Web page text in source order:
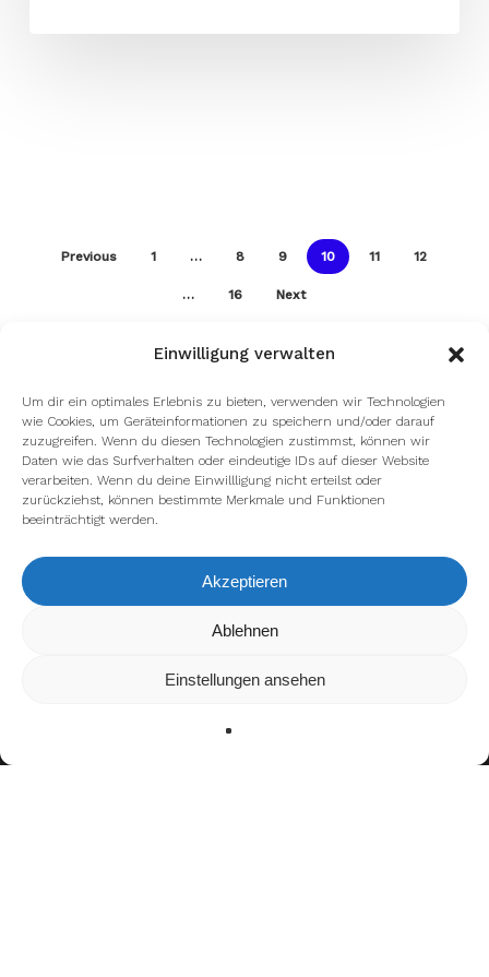
Einwilligung verwalten
Um dir ein optimales Erlebnis zu bieten, verwenden wir Technologien
wie Cookies, um Geräteinformationen zu speichern und/oder darauf
zuzugreifen. Wenn du diesen Technologien zustimmst, können wir
Daten wie das Surfverhalten oder eindeutige IDs auf dieser Website
verarbeiten. Wenn du deine Einwillligung nicht erteilst oder
zurückziehst, können bestimmte Merkmale und Funktionen
beeinträchtigt werden.
Akzeptieren
Ablehnen
Einstellungen ansehen
Previous 1 … 8 9 10 11 12
… 16 Next
Wir verwenden Cookies, um dir die bestmögliche Erfahrung auf
kannst du erfahren, welche Cookies wir
verwenden oder sie ausschalten.